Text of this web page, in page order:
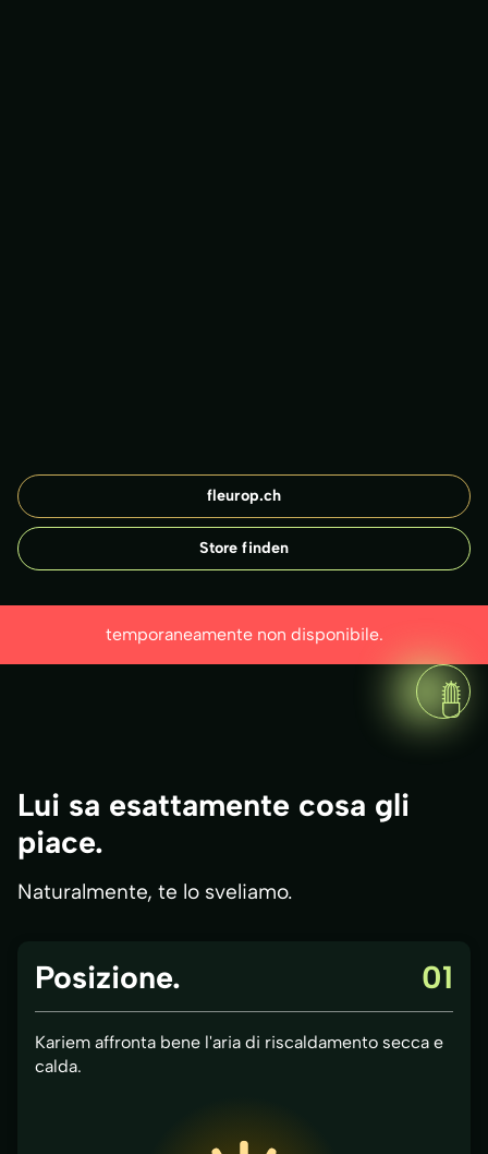
fleurop.ch
Store finden
temporaneamente non disponibile.
Lui sa esattamente cosa gli
piace.
Naturalmente, te lo sveliamo.
Posizione.
Kariem affronta bene l'aria di riscaldamento secca e
calda.
01